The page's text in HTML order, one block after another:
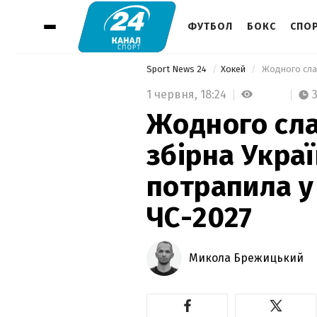
ФУТБОЛ БОКС
Sport News 24 Хокей
1 червня, 18:24
Жодного
збірна
потрапила
ЧС-2027
Микола Брежицький